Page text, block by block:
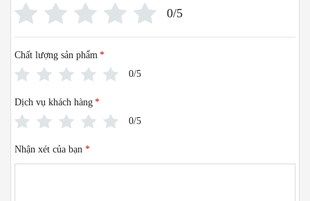
0/5
Chất lượng sản phẩm *
0/5
Dịch vụ khách hàng *
0/5
Nhận xét của bạn *